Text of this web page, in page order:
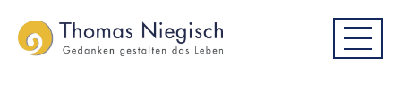
to
to